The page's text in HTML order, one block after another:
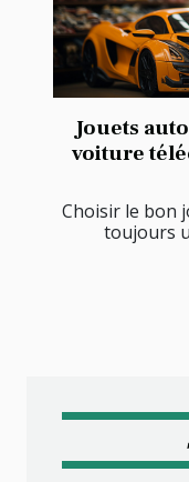
Jouets
voiture
Choisir le bon
toujours